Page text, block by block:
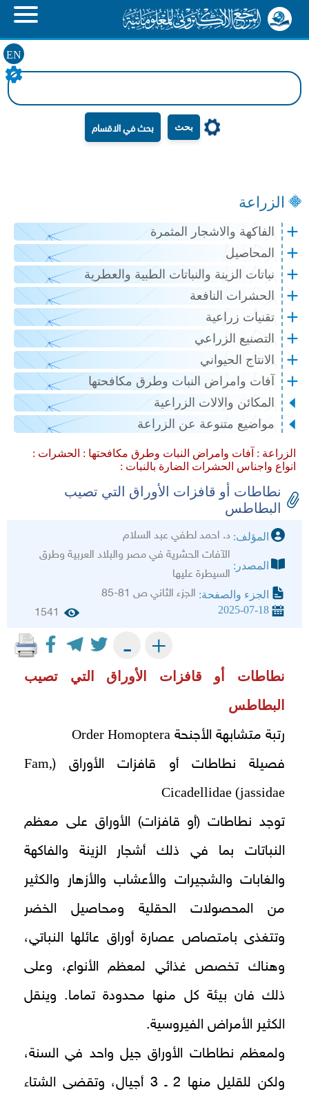
EN
بحث
الزراعة
الفاكهة والاشجار المثمرة
المحاصيل
نباتات الزينة والنباتات الطبية والعطرية
الحشرات النافعة
تقنيات زراعية
التصنيع الزراعي
الانتاج الحيواني
آفات وامراض النبات وطرق مكافحتها
المكائن والالات الزراعية
مواضيع متنوعة عن الزراعة
الزراعة : آفات وامراض النبات وطرق مكافحتها : الحشرات :
انواع واجناس الحشرات الضارة بالنبات :
نطاطات أو قافزات الأوراق التي تصيب
البطاطس
المؤلف: د. احمد لطفي عبد السلام
المصدر:
الآفات الحشرية في مصر والبلاد العربية وطرق
السيطرة عليها
الجزء والصفحة: الجزء الثاني ص 81-85
2025-07-18
1541
+
-
نطاطات أو قافزات الأوراق التي تصيب
البطاطس
رتبة متشابهة الأجنحة Order Homoptera
فصيلة نطاطات أو قافزات الأوراق (Fam,
Cicadellidae (jassidae
توجد نطاطات (أو قافزات) الأوراق على معظم
النباتات بما في ذلك أشجار الزينة والفاكهة
والغابات والشجيرات والأعشاب والأزهار والكثير
من المحصولات الحقلية ومحاصيل الخضر
وتتغذى بامتصاص عصارة أوراق عائلها النباتي،
وهناك تخصص غذائي لمعظم الأنواع، وعلى
ذلك فان بيئة كل منها محدودة تماما. وينقل
الكثير الأمراض الفيروسية.
ولمعظم نطاطات الأوراق جيل واحد في السنة،
ولكن للقليل منها 2 ـ 3 أجيال، وتقضى الشتاء